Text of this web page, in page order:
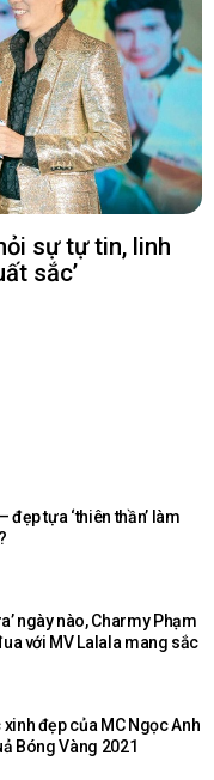
sự tự tin, linh
sắc’
tựa ‘thiên thần’ làm
ngày nào, Charmy Phạm
với MV Lalala mang sắc
đẹp của MC Ngọc Anh
Bóng Vàng 2021